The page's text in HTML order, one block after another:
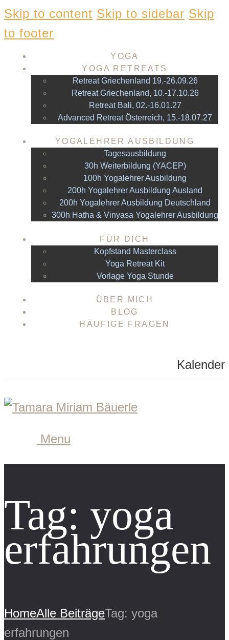
Skip to content Skip to sidebar Skip
to footer
YOGA
YOGA RETREATS
Retreat Griechenland 19.-26.09.26
Retreat Griechenland, 10.-17.10.26
Retreat Bali, 02.-16.01.27
Advanced Retreat Österreich, 15.-18.07.27
YOGALEHRER AUSBILDUNG
Tagesausbildung
30h Weiterbildung (YACEP)
100h Yogalehrer Ausbildung
200h Yogalehrer Ausbildung Ausland
200h Yogalehrer Ausbildung Deutschland
300h Hatha & Vinyasa Yogalehrer Ausbildung
FÜR DICH
Kopfstand Masterclass
Yoga Retreat Kit
Vorlage Yoga Stunde
ÜBER MICH
BLOG
HÄUFIGE FRAGEN
Kalender
Menu
Tag: yoga
erfahrungen
HomeAlle BeiträgeTag: yoga
erfahrungen